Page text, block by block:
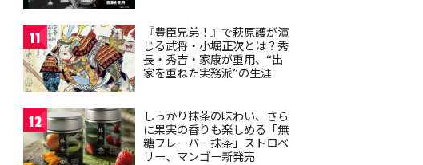
11
『豊臣兄弟！』で萩原護が演
じる武将・小堀正次とは？秀
長・秀吉・家康が重用、“出
家を重ねた実務派”の生涯
12
しっかり抹茶の味わい、さら
に果実の香りも楽しめる「無
糖フレーバー抹茶」ストロベ
リー、マンゴー新発売